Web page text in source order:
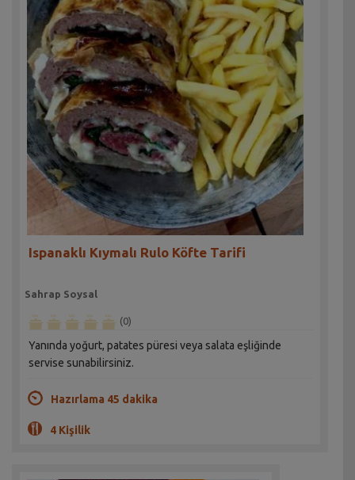
Ispanaklı Kıymalı Rulo Köfte Tarifi
Sahrap Soysal
(0)
Yanında yoğurt, patates püresi veya salata eşliğinde
servise sunabilirsiniz.
Hazırlama 45 dakika
4 Kişilik